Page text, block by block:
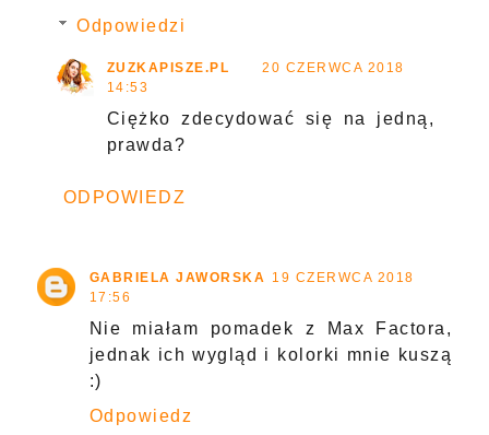
Odpowiedzi
ZUZKAPISZE.PL
20 CZERWCA 2018
14:53
Ciężko zdecydować się na jedną,
prawda?
ODPOWIEDZ
GABRIELA JAWORSKA 19 CZERWCA 2018
17:56
Nie miałam pomadek z Max Factora,
jednak ich wygląd i kolorki mnie kuszą
:)
Odpowiedz